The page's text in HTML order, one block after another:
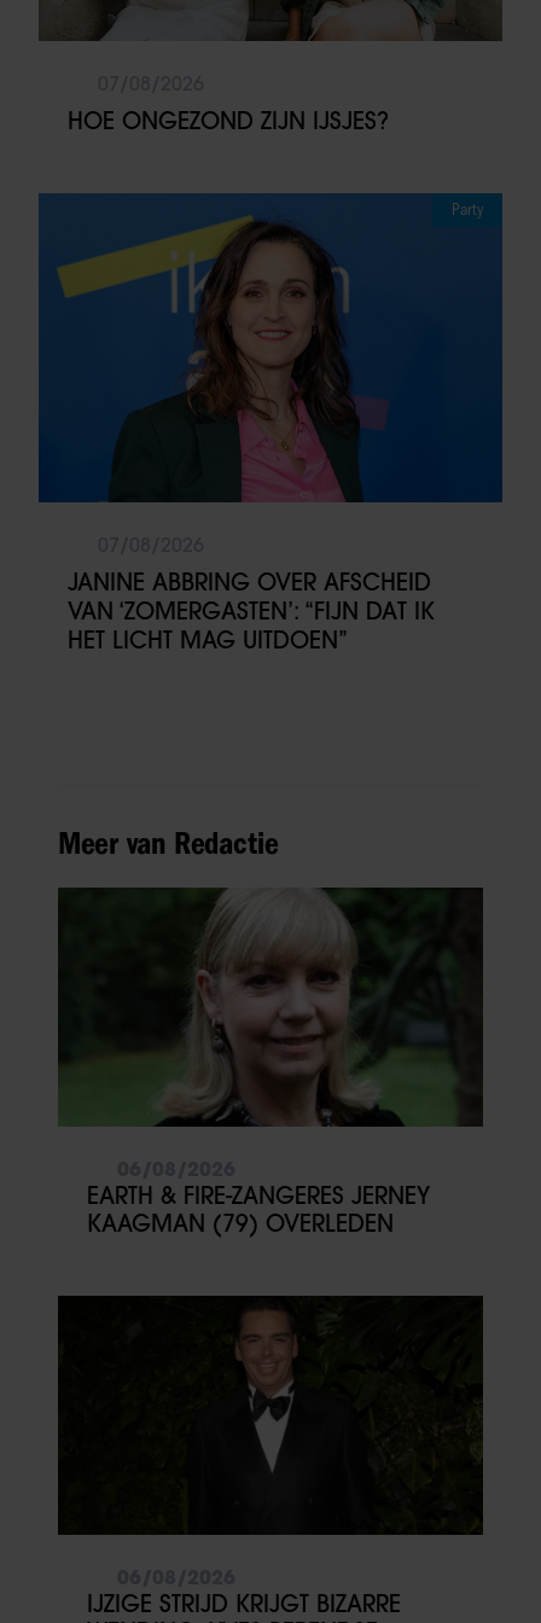
HOE ONGEZOND ZIJN IJSJES?
Party
JANINE ABBRING OVER AFSCHEID
VAN ‘ZOMERGASTEN’: “FIJN DAT IK
HET LICHT MAG UITDOEN”
Meer van Redactie
EARTH & FIRE-ZANGERES JERNEY
KAAGMAN (79) OVERLEDEN
IJZIGE STRIJD KRIJGT BIZARRE